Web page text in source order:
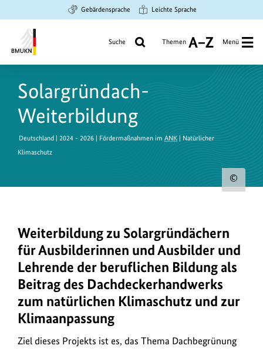
Hauptinhalt
springen
Suche
springen
Hauptnavigation
springen
Gebärdensprache Leichte Sprache
Umwelt,
Naturschutz
Suche Themen
A
Z
Menü
Solargründach-
Weiterbildung
Deutschland | 2024 - 2026 | Fördermaßnahmen imANK | Natürlicher
Klimaschutz
Weiterbildung zu Solargründächern
für Ausbilderinnen und Ausbilder und
Lehrende der beruflichen Bildung als
Beitrag des Dachdeckerhandwerks
zum natürlichen Klimaschutz und zur
Klimaanpassung
Ziel dieses Projekts ist es, das Thema Dachbegrünung